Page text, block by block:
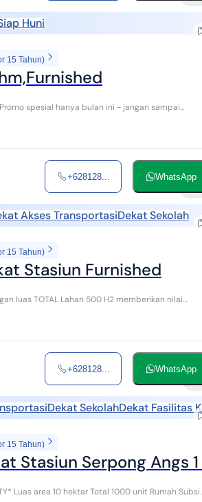
Huni
15 Tahun)
+628128... WhatsApp
Akses TransportasiDekat Sekolah
15 Tahun)
Stasiun Furnished
luas TOTAL Lahan 500 H2 memberikan nilai
+628128... WhatsApp
Dekat SekolahDekat Fasilitas
15 Tahun)
Stasiun Serpong Angs 1